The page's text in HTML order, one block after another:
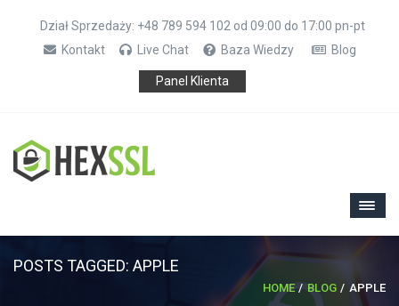
Dział Sprzedaży: +48 789 594 102 od 09:00 do 17:00 pn-pt
Kontakt
Live Chat Baza Wiedzy Blog
Panel Klienta
POSTS TAGGED: APPLE
HOME BLOG APPLE